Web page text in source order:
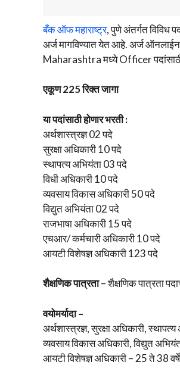
बँक ऑफ महाराष्ट्र, पुणे अंतर्गत विविध
अर्ज मागविण्यात येत आहे. अर्ज
Maharashtra मध्ये Officer पदांसाठी
एकूण 225 रिक्त जागा
या पदांसाठी होणार भरती :
अर्थशास्त्रज्ञ 02 पदे
सुरक्षा अधिकारी 10 पदे
स्थापत्य अभियंता 03 पदे
विधी अधिकारी 10 पदे
व्यवसाय विकास अधिकारी 50 पदे
विद्युत अभियंता 02 पदे
राजभाषा अधिकारी 15 पदे
एचआर/ कर्मचारी अधिकारी 10 पदे
आयटी विशेषज्ञ अधिकारी 123 पदे
शैक्षणिक पात्रता– शैक्षणिक पात्रता
वयोमर्यादा –
अर्थशास्त्रज्ञ, सुरक्षा अधिकारी,
व्यवसाय विकास अधिकारी, विद्युत
आयटी विशेषज्ञ अधिकारी – 25 ते 38 वर्षे